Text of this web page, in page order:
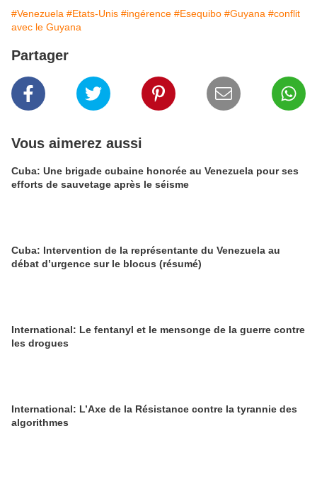
#Venezuela #Etats-Unis #ingérence #Esequibo #Guyana #conflit
avec le Guyana
Partager
Vous aimerez aussi
Cuba: Une brigade cubaine honorée au Venezuela pour ses
efforts de sauvetage après le séisme
Cuba: Intervention de la représentante du Venezuela au
débat d’urgence sur le blocus (résumé)
International: Le fentanyl et le mensonge de la guerre contre
les drogues
International: L’Axe de la Résistance contre la tyrannie des
algorithmes